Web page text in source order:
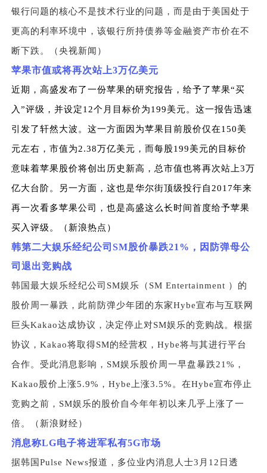
银行问题的核心不是技术行业的问题，而是由于美国处于
更高的利率环境中，该银行所持债券等金融资产市价在不
断下跌。（央视新闻）
苹果市值或将再次站上3万亿美元
近期，高盛发布了一份苹果的研究报告，给予了苹果“买
入”评级，并设定12个月目标价为199美元。这一报告迅速
引发了轩然大波。这一方面因为苹果目前股价仅在150美
元左右，市值为2.38万亿美元，而每股199美元的目标价
意味着苹果股价将创出历史新高，总市值也将再次站上3万
亿大台阶。另一方面，这也是华尔街顶级投行自2017年来
再一次看多苹果公司，也是高盛这么长时间首度给予苹果
买入评级。（新浪热点）
韩第二大娱乐经纪公司SM股价暴跌21%，因防弹母公
司退出竞购战
韩国最大娱乐经纪公司SM娱乐（SM Entertainment ）的
股价周一暴跌，此前防弹少年团的东家Hybe宣布与互联网
巨头Kakao达成协议，决定停止对SM娱乐的竞购战。根据
协议，Kakao将取得SM的经营权，Hybe将与其进行平台
合作。受此消息影响，SM娱乐股价周一早盘暴跌21%，
Kakao股价上涨5.9%，Hybe上涨3.5%。在Hybe宣布停止
竞购之前，SM娱乐的股价自今年年初以来几乎上涨了一
倍。（新浪财经）
消息称LG电子将进军私有5G市场
据韩国Pulse News报道，多位业内消息人士3月12日透